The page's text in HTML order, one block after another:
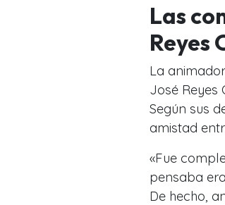
Las
Reyes
La
José Reyes
Según sus
amistad
«Fue
pensaba
De hecho,